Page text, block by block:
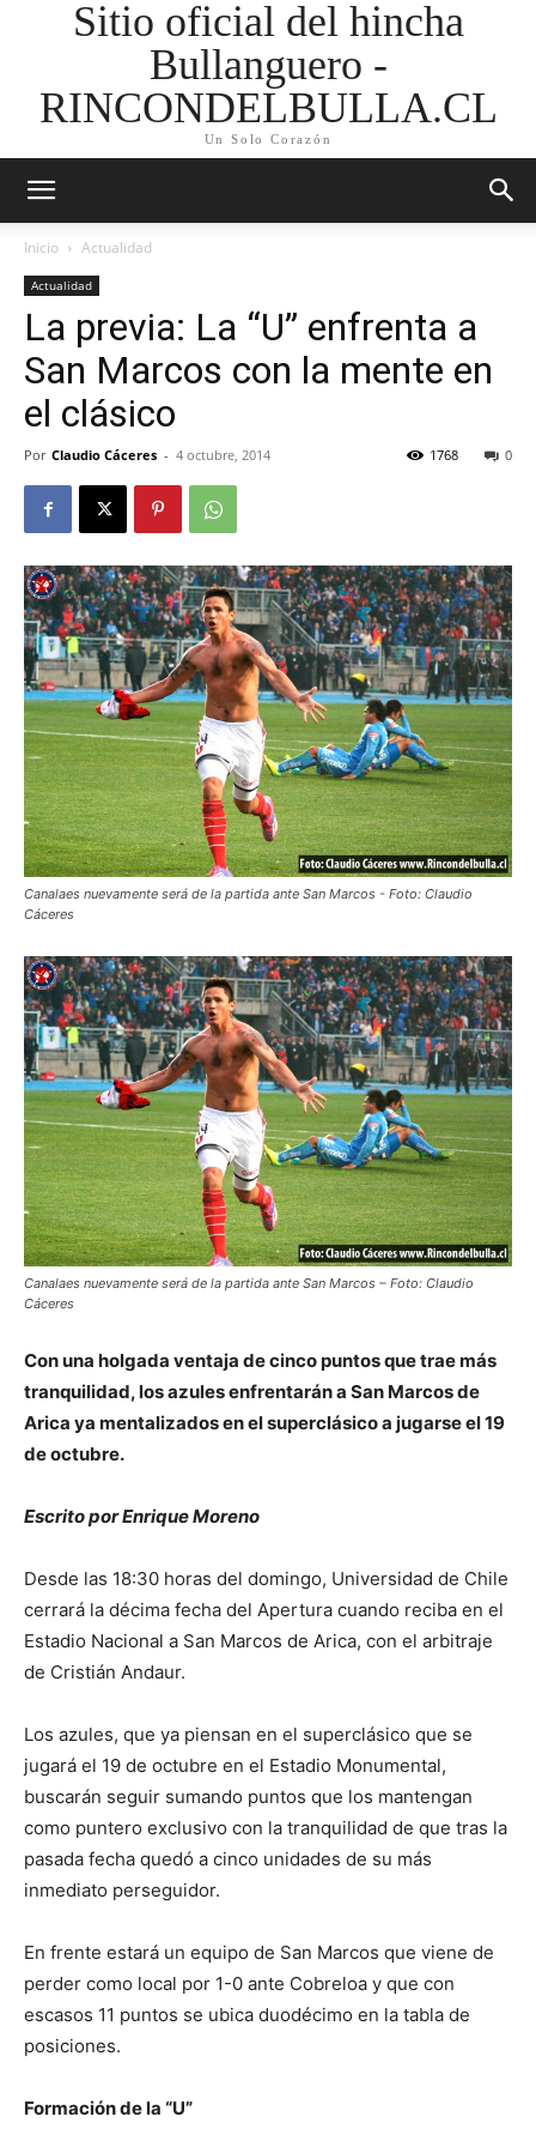
Sitio oficial del hincha
Bullanguero -
RINCONDELBULLA.CL
Un Solo Corazón
Inicio Actualidad
Actualidad
La previa: La “U” enfrenta a
San Marcos con la mente en
el clásico
Por Claudio Cáceres - 4 octubre, 2014 0
1768
Canalaes nuevamente será de la partida ante San Marcos - Foto: Claudio
Cáceres
Canalaes nuevamente será de la partida ante San Marcos – Foto: Claudio
Cáceres
Con una holgada ventaja de cinco puntos que trae más
tranquilidad, los azules enfrentarán a San Marcos de
Arica ya mentalizados en el superclásico a jugarse el 19
de octubre.
Escrito por Enrique Moreno
Desde las 18:30 horas del domingo, Universidad de Chile
cerrará la décima fecha del Apertura cuando reciba en el
Estadio Nacional a San Marcos de Arica, con el arbitraje
de Cristián Andaur.
Los azules, que ya piensan en el superclásico que se
jugará el 19 de octubre en el Estadio Monumental,
buscarán seguir sumando puntos que los mantengan
como puntero exclusivo con la tranquilidad de que tras la
pasada fecha quedó a cinco unidades de su más
inmediato perseguidor.
En frente estará un equipo de San Marcos que viene de
perder como local por 1-0 ante Cobreloa y que con
escasos 11 puntos se ubica duodécimo en la tabla de
posiciones.
Formación de la “U”